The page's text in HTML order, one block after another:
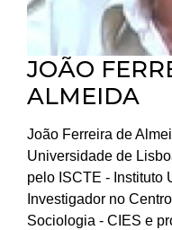
JOÃO
ALMEIDA
João Ferreira de
Universidade de
pelo ISCTE - Instituto
Investigador no
Sociologia - CIES e